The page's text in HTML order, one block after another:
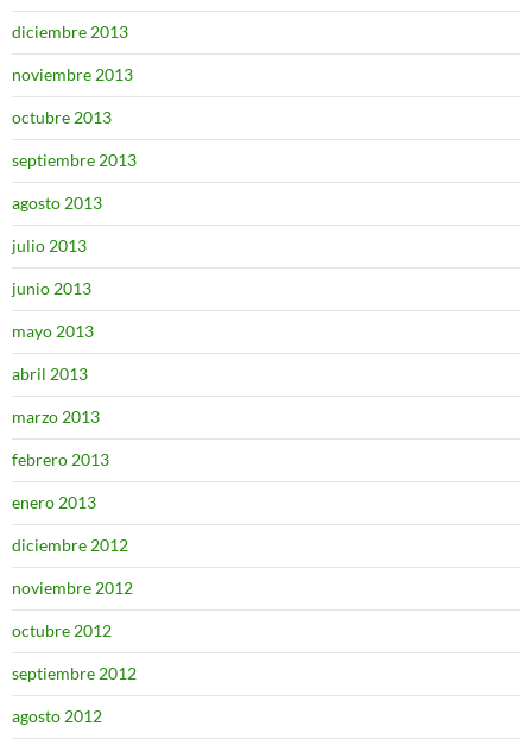
diciembre 2013
noviembre 2013
octubre 2013
septiembre 2013
agosto 2013
julio 2013
junio 2013
mayo 2013
abril 2013
marzo 2013
febrero 2013
enero 2013
diciembre 2012
noviembre 2012
octubre 2012
septiembre 2012
agosto 2012